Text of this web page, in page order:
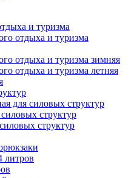
и туризма
отдыха и туризма
отдыха и туризма зимняя
отдыха и туризма летняя
для силовых структур
структур
структур
литров